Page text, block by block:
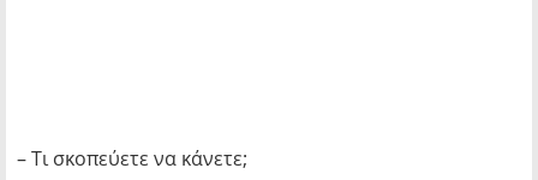
– Τι σκοπεύετε να κάνετε;